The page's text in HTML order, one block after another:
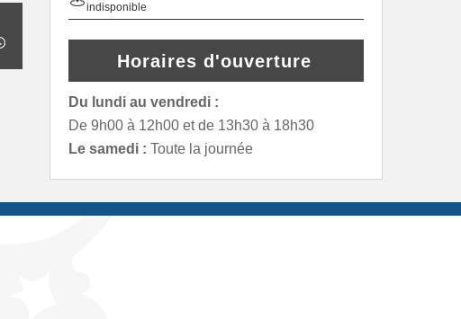
indisponible
Horaires d'ouverture
Du lundi au vendredi :
De 9h00 à 12h00 et de 13h30 à 18h30
Le samedi : Toute la journée